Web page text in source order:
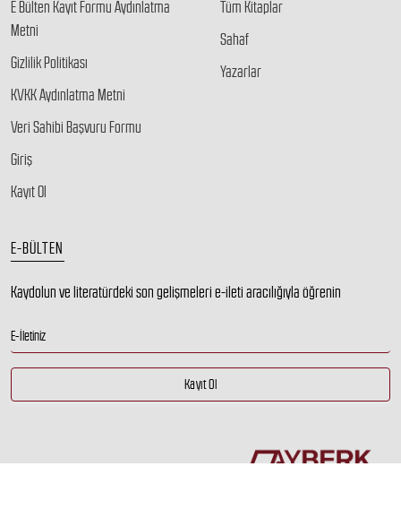
E Bülten Kayıt Formu Aydınlatma
Metni
Gizlilik Politikası
KVKK Aydınlatma Metni
Veri Sahibi Başvuru Formu
Giriş
Kayıt Ol
Tüm Kitaplar
Sahaf
Yazarlar
E-BÜLTEN
Kaydolun ve literatürdeki son gelişmeleri e-ileti aracılığıyla öğrenin